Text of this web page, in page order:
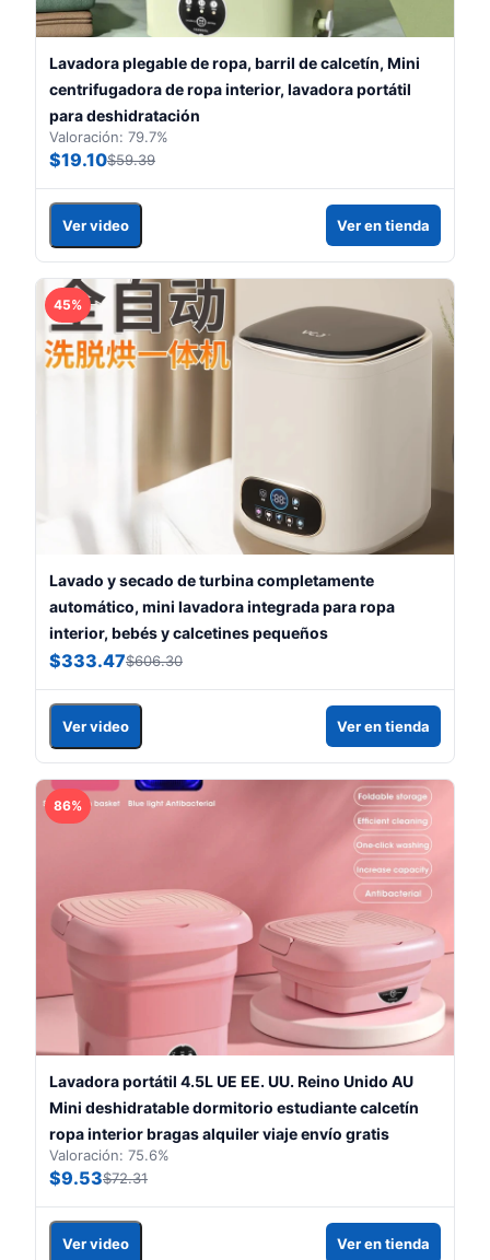
Lavadora plegable de ropa, barril de calcetín, Mini
centrifugadora de ropa interior, lavadora portátil
para deshidratación
Valoración: 79.7%
$19.10$59.39
Ver video Ver en tienda
45%
Lavado y secado de turbina completamente
automático, mini lavadora integrada para ropa
interior, bebés y calcetines pequeños
$333.47$606.30
Ver video Ver en tienda
86%
Lavadora portátil 4.5L UE EE. UU. Reino Unido AU
Mini deshidratable dormitorio estudiante calcetín
ropa interior bragas alquiler viaje envío gratis
Valoración: 75.6%
$9.53$72.31
Ver video Ver en tienda